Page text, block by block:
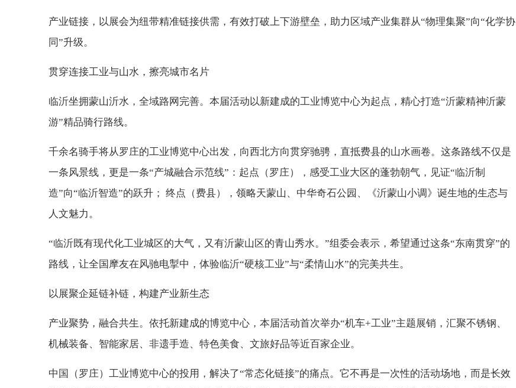
产业链接，以展会为纽带精准链接供需，有效打破上下游壁垒，助力区域产业集群从“物理集聚”向“化学协
同”升级。
贯穿连接工业与山水，擦亮城市名片
临沂坐拥蒙山沂水，全域路网完善。本届活动以新建成的工业博览中心为起点，精心打造“沂蒙精神沂蒙
游”精品骑行路线。
千余名骑手将从罗庄的工业博览中心出发，向西北方向贯穿驰骋，直抵费县的山水画卷。这条路线不仅是
一条风景线，更是一条“产城融合示范线”：起点（罗庄），感受工业大区的蓬勃朝气，见证“临沂制
造”向“临沂智造”的跃升； 终点（费县），领略天蒙山、中华奇石公园、《沂蒙山小调》诞生地的生态与
人文魅力。
“临沂既有现代化工业城区的大气，又有沂蒙山区的青山秀水。”组委会表示，希望通过这条“东南贯穿”的
路线，让全国摩友在风驰电掣中，体验临沂“硬核工业”与“柔情山水”的完美共生。
以展聚企延链补链，构建产业新生态
产业聚势，融合共生。依托新建成的博览中心，本届活动首次举办“机车+工业”主题展销，汇聚不锈钢、
机械装备、智能家居、非遗手造、特色美食、文旅好品等近百家企业。
中国（罗庄）工业博览中心的投用，解决了“常态化链接”的痛点。它不再是一次性的活动场地，而是长效